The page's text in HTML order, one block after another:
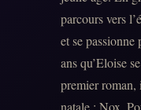
parcours vers
et se passionne
ans qu’Eloise
premier roman,
natale : Nox.